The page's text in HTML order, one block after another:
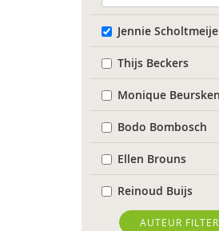
Jennie
Thijs Beckers
Monique
Bodo Bombosch
Ellen Brouns
Reinoud Buijs
Evelien Coppens
AUTEUR